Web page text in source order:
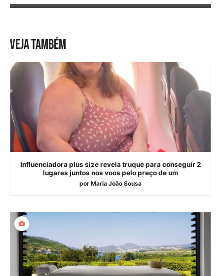
VEJA TAMBÉM
Influenciadora plus size revela truque para conseguir 2
lugares juntos nos voos pelo preço de um
por Maria João Sousa